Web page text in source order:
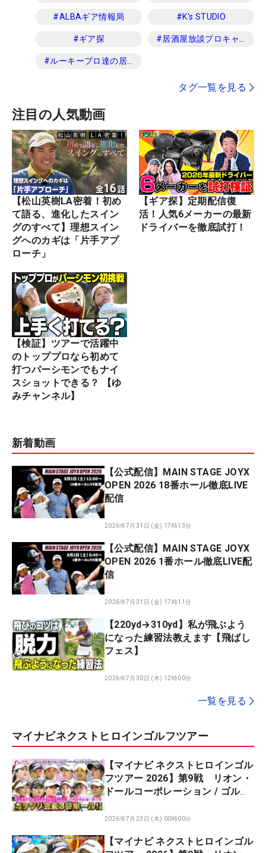
注目の人気動画
【松山英樹LA密着！初め
て語る、進化したスイン
グのすべて】理想スイン
グへのカギは「片手アプ
ローチ」
【ギア探】定期配信復
活！人気6メーカーの最新
ドライバーを徹底試打！
【検証】ツアーで活躍中
のトッププロなら初めて
打つパーシモンでもナイ
スショットできる？ 【ゆ
みチャンネル】
新着動画
【公式配信】MAIN STAGE JOYX
OPEN 2026 18番ホール徹底LIVE
配信
2026年7月31日 (金) 17時13分
【公式配信】MAIN STAGE JOYX
OPEN 2026 1番ホール徹底LIVE配
信
2026年7月31日 (金) 17時11分
【220yd→310yd】私が飛ぶよう
になった練習法教えます【飛ばし
フェス】
2026年7月30日 (木) 12時00分
一覧を見る
マイナビネクストヒロインゴルフツアー
【マイナビ ネクストヒロインゴル
フツアー 2026】第9戦 リオン・
ドールコーポレーション / ゴルフ
XEBIOグループ モンスターPar5
全員3番ホール！
2026年7月23日 (木) 00時00分
【マイナビ ネクストヒロインゴル
#ALBAギア情報局 #K's STUDIO
#ギア探 #居酒屋放談プロキャディ編
#ルーキープロ達の居酒屋放談
タグ一覧を見る